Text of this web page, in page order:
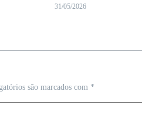
31/05/2026
são marcados com *